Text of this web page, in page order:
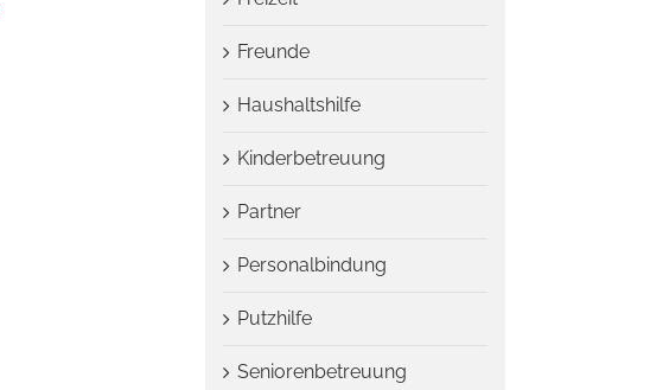
Freunde
Haushaltshilfe
Kinderbetreuung
Partner
Personalbindung
Putzhilfe
Seniorenbetreuung